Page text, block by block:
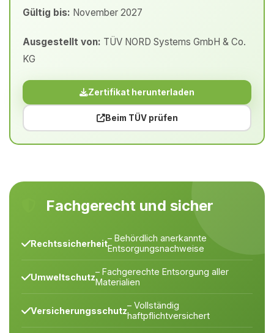
Gültig bis: November 2027
Ausgestellt von: TÜV NORD Systems GmbH & Co.
KG
Zertifikat herunterladen
Beim TÜV prüfen
Fachgerecht und sicher
Rechtssicherheit– Behördlich anerkannte
Entsorgungsnachweise
Umweltschutz– Fachgerechte Entsorgung aller
Materialien
Versicherungsschutz– Vollständig
haftpflichtversichert